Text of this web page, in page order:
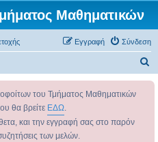
Μαθηματικών
Σύνδεση
Εγγραφή
του Τμήματος Μαθηματικών
θα βρείτε ΕΔΩ.
και την εγγραφή σας στο παρόν
των μελών.